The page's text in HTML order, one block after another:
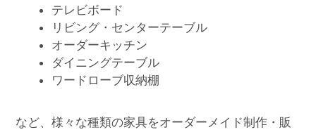
テレビボード
リビング・センターテーブル
オーダーキッチン
ダイニングテーブル
ワードローブ収納棚
など、様々な種類の家具をオーダーメイド制作・販